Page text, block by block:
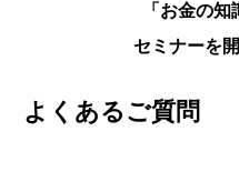
「お金の知
セミナーを
よくあるご質問